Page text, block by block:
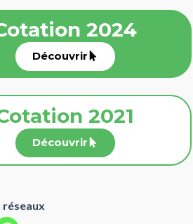
2024
Découvrir
2021
Découvrir
réseaux